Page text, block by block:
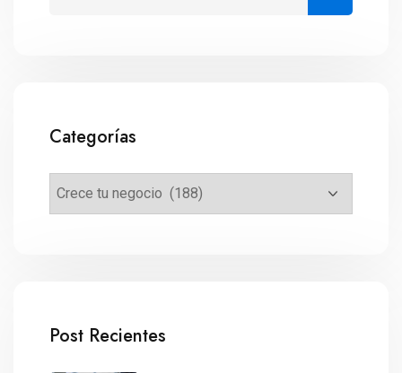
Categorías
Post Recientes